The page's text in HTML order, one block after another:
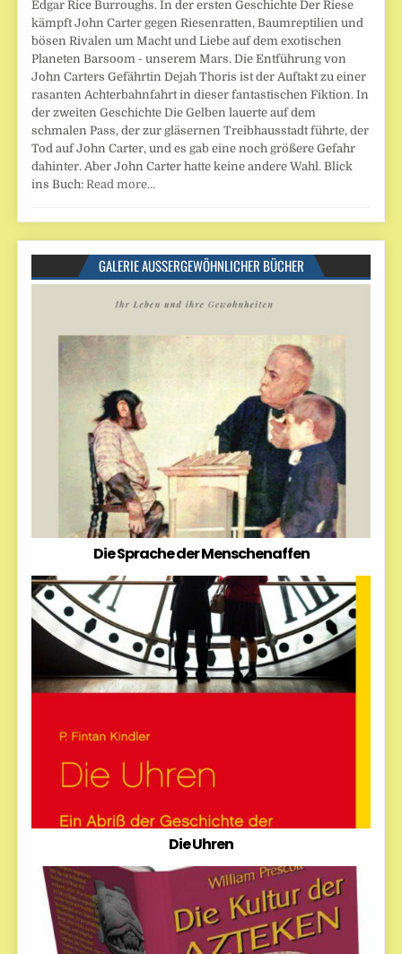
Edgar Rice Burroughs. In der ersten Geschichte Der Riese
kämpft John Carter gegen Riesenratten, Baumreptilien und
bösen Rivalen um Macht und Liebe auf dem exotischen
Planeten Barsoom - unserem Mars. Die Entführung von
John Carters Gefährtin Dejah Thoris ist der Auftakt zu einer
rasanten Achterbahnfahrt in dieser fantastischen Fiktion. In
der zweiten Geschichte Die Gelben lauerte auf dem
schmalen Pass, der zur gläsernen Treibhausstadt führte, der
Tod auf John Carter, und es gab eine noch größere Gefahr
dahinter. Aber John Carter hatte keine andere Wahl. Blick
ins Buch: Read more…
GALERIE AUSSERGEWÖHNLICHER BÜCHER
Die Sprache der Menschenaffen
Die Uhren